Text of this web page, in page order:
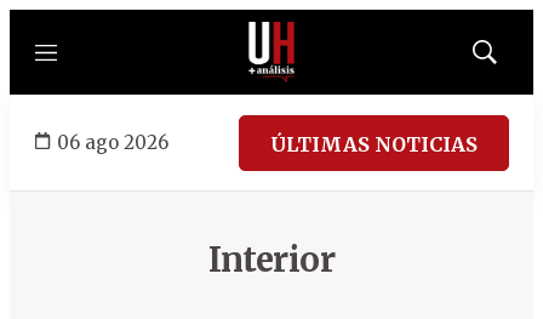
Menú
Mostrar
06 ago 2026 ÚLTIMAS NOTICIAS
Interior